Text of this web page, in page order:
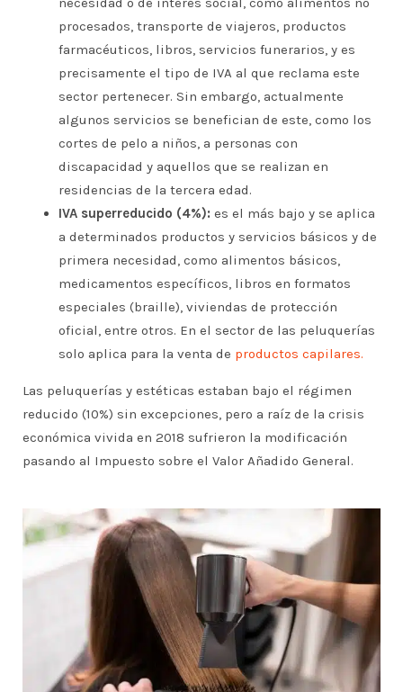
procesados, transporte de viajeros, productos
farmacéuticos, libros, servicios funerarios, y es
precisamente el tipo de IVA al que reclama este
sector pertenecer. Sin embargo, actualmente
algunos servicios se benefician de este, como los
cortes de pelo a niños, a personas con
discapacidad y aquellos que se realizan en
residencias de la tercera edad.
IVA superreducido (4%): es el más bajo y se aplica
a determinados productos y servicios básicos y de
primera necesidad, como alimentos básicos,
medicamentos específicos, libros en formatos
especiales (braille), viviendas de protección
oficial, entre otros. En el sector de las peluquerías
solo aplica para la venta de productos capilares.
Las peluquerías y estéticas estaban bajo el régimen
reducido (10%) sin excepciones, pero a raíz de la crisis
económica vivida en 2018 sufrieron la modificación
pasando al Impuesto sobre el Valor Añadido General.